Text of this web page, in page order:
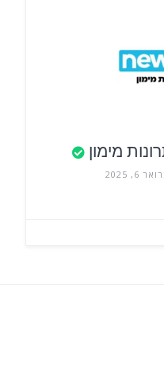
מימון